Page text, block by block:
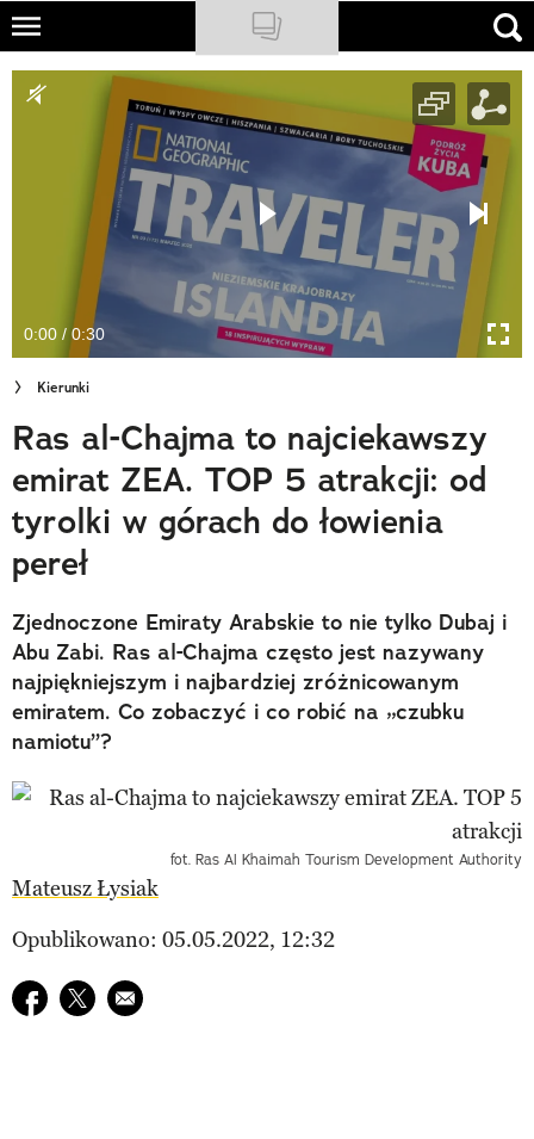
Skip
main
NATIONAL GEOGRAPHIC
TRAVELER
PODCASTY
Newsletter
Cuda Polski
Wielki Konkurs Fotograficzny
Trendbook Podróżniczy
Polecane
0:00 / 0:30
Kierunki
Ras al-Chajma to najciekawszy
emirat ZEA. TOP 5 atrakcji: od
tyrolki w górach do łowienia
pereł
Zjednoczone Emiraty Arabskie to nie tylko Dubaj i
Abu Zabi. Ras al-Chajma często jest nazywany
najpiękniejszym i najbardziej zróżnicowanym
emiratem. Co zobaczyć i co robić na „czubku
namiotu”?
fot. Ras Al Khaimah Tourism Development Authority
Mateusz Łysiak
Opublikowano: 05.05.2022, 12:32
Udostępnij na facebook
Udostępnij na twitter
E-mail do przyjaciela